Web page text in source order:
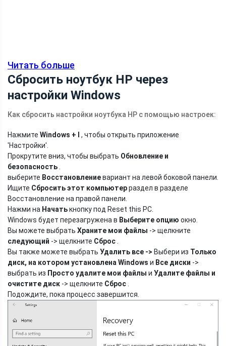
Читать больше
Сбросить ноутбук HP через
настройки Windows
Как сбросить настройки ноутбука HP с помощью настроек:
Нажмите Windows + I
, чтобы открыть приложение
'Настройки'.
Прокрутите вниз, чтобы выбрать Обновление и
безопасность
выберите Восстановлениевариант на левой боковой панели.
Ищите Сбросить этот компьютерраздел в разделе
Восстановление на правой панели.
Нажми на Начатькнопку под Reset this PC.
Windows будет перезагружена в Выберите опцию окно.
Вы можете выбрать Храните мои файлы -> щелкните
следующий -> щелкните Сброс
Вы также можете выбрать Удалить все -> Выбери из Только
диск, на котором установлена ​​Windows и Все диски ->
выбрать из Просто удалите мои файлы и Удалите файлы и
очистите диск -> щелкните Сброс
Подождите, пока процесс завершится.